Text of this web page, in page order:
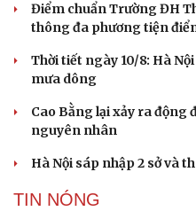
Điểm chuẩn Trường ĐH
thông đa phương tiện
Thời tiết ngày 10/8: Hà
mưa dông
Cao Bằng lại xảy ra động
nguyên nhân
Hà Nội sáp nhập 2 sở và
TIN NÓNG